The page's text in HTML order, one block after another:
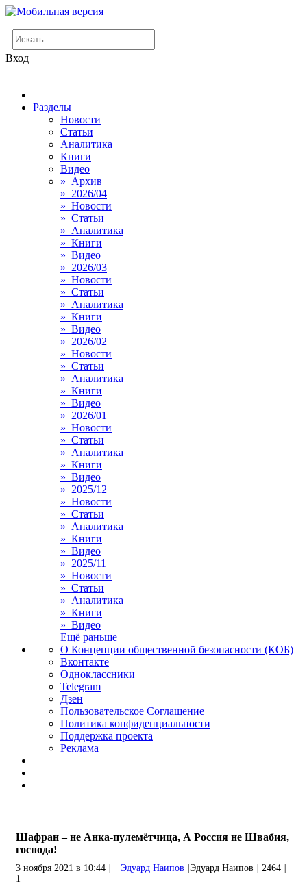
Вход
Разделы
Новости
Статьи
Аналитика
Книги
Видео
» Архив
» 2026/04
» Новости
» Статьи
» Аналитика
» Книги
» Видео
» 2026/03
» Новости
» Статьи
» Аналитика
» Книги
» Видео
» 2026/02
» Новости
» Статьи
» Аналитика
» Книги
» Видео
» 2026/01
» Новости
» Статьи
» Аналитика
» Книги
» Видео
» 2025/12
» Новости
» Статьи
» Аналитика
» Книги
» Видео
» 2025/11
» Новости
» Статьи
» Аналитика
» Книги
» Видео
Ещё раньше
О Концепции общественной безопасности (КОБ)
Вконтакте
Одноклассники
Telegram
Дзен
Пользовательское Соглашение
Политика конфиденциальности
Поддержка проекта
Реклама
Шафран – не Анка-пулемётчица, А Россия не Швабия,
господа!
3 ноября 2021 в 10:44 Эдуард Наипов Эдуард Наипов 2464
1